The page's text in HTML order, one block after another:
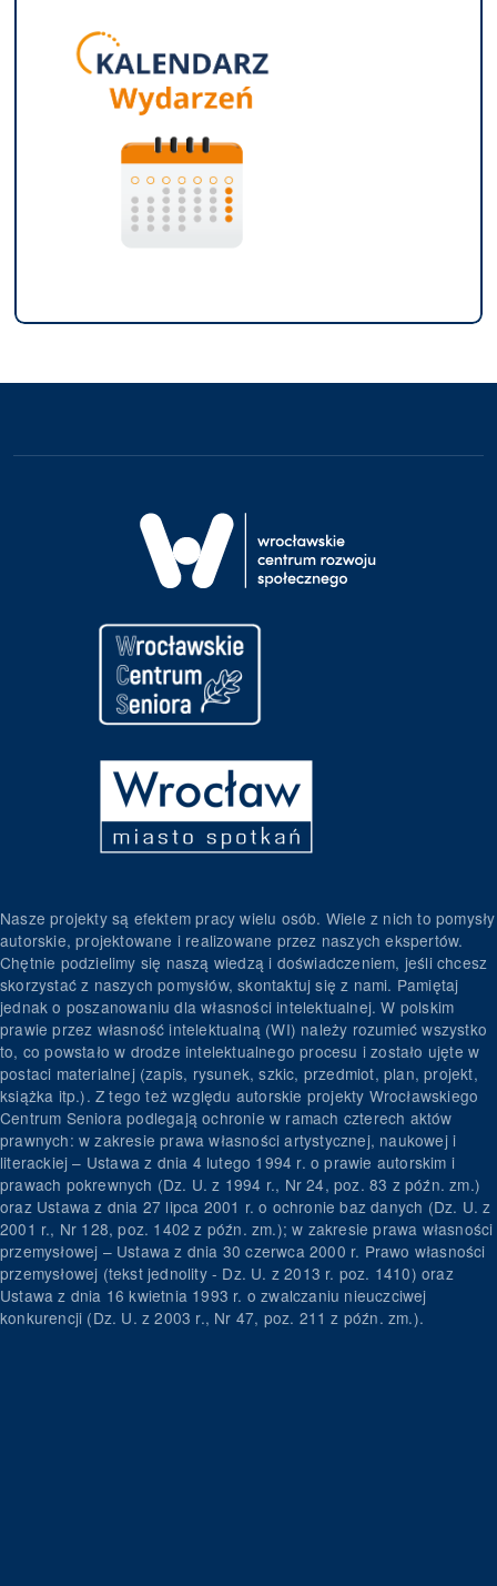
Nasze projekty są efektem pracy wielu osób. Wiele z nich to pomysły
autorskie, projektowane i realizowane przez naszych ekspertów.
Chętnie podzielimy się naszą wiedzą i doświadczeniem, jeśli chcesz
skorzystać z naszych pomysłów, skontaktuj się z nami. Pamiętaj
jednak o poszanowaniu dla własności intelektualnej. W polskim
prawie przez własność intelektualną (WI) należy rozumieć wszystko
to, co powstało w drodze intelektualnego procesu i zostało ujęte w
postaci materialnej (zapis, rysunek, szkic, przedmiot, plan, projekt,
książka itp.). Z tego też względu autorskie projekty Wrocławskiego
Centrum Seniora podlegają ochronie w ramach czterech aktów
prawnych: w zakresie prawa własności artystycznej, naukowej i
literackiej – Ustawa z dnia 4 lutego 1994 r. o prawie autorskim i
prawach pokrewnych (Dz. U. z 1994 r., Nr 24, poz. 83 z późn. zm.)
oraz Ustawa z dnia 27 lipca 2001 r. o ochronie baz danych (Dz. U. z
2001 r., Nr 128, poz. 1402 z późn. zm.); w zakresie prawa własności
przemysłowej – Ustawa z dnia 30 czerwca 2000 r. Prawo własności
przemysłowej (tekst jednolity - Dz. U. z 2013 r. poz. 1410) oraz
Ustawa z dnia 16 kwietnia 1993 r. o zwalczaniu nieuczciwej
konkurencji (Dz. U. z 2003 r., Nr 47, poz. 211 z późn. zm.).